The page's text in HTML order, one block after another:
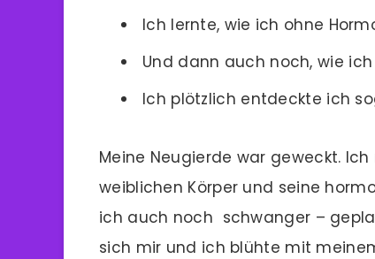
Ich lernte, wie ich ohne
Und dann auch noch, wie
Ich plötzlich entdeckte ich
Meine Neugierde war geweckt.
weiblichen Körper und seine
ich auch noch schwanger –
sich mir und ich blühte mit